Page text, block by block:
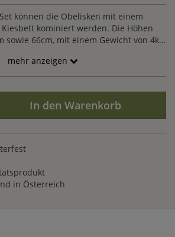
können die Obelisken mit einem
kominiert werden. Die Höhen
sowie 66cm, mit einem Gewicht von 4kg,
mehr anzeigen
In den Warenkorb
in Österreich